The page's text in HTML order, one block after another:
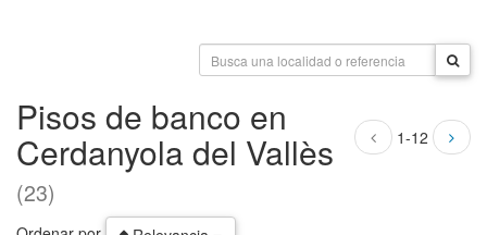
1-12
Pisos de banco en
Cerdanyola del Vallès
(23)